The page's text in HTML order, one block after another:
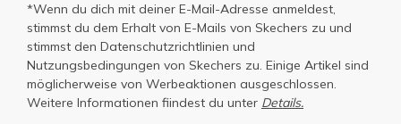
*Wenn du dich mit deiner E-Mail-Adresse anmeldest,
stimmst du dem Erhalt von E-Mails von Skechers zu und
stimmst den Datenschutzrichtlinien und
Nutzungsbedingungen von Skechers zu. Einige Artikel sind
möglicherweise von Werbeaktionen ausgeschlossen.
Weitere Informationen fiindest du unter Details.